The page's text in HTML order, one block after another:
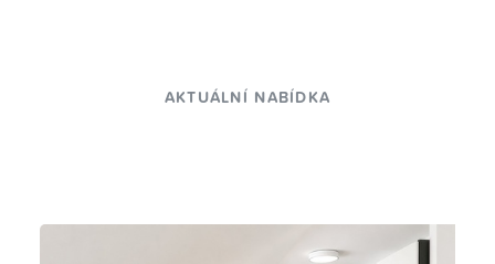
AKTUÁLNÍ NABÍDKA